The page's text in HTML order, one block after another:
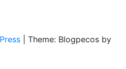
Theme: Blogpecos by